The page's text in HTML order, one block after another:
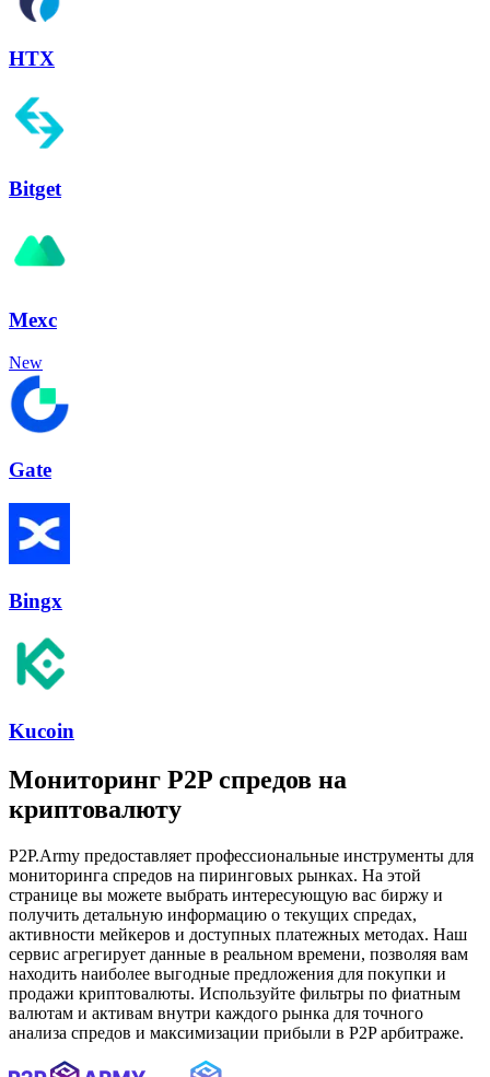
HTX
Bitget
Mexc
New
Gate
Bingx
Kucoin
Мониторинг P2P спредов на
криптовалюту
P2P.Army предоставляет профессиональные инструменты для
мониторинга спредов на пиринговых рынках. На этой
странице вы можете выбрать интересующую вас биржу и
получить детальную информацию о текущих спредах,
активности мейкеров и доступных платежных методах. Наш
сервис агрегирует данные в реальном времени, позволяя вам
находить наиболее выгодные предложения для покупки и
продажи криптовалюты. Используйте фильтры по фиатным
валютам и активам внутри каждого рынка для точного
анализа спредов и максимизации прибыли в P2P арбитраже.